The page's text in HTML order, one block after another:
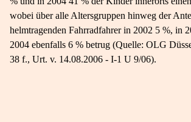
wobei über alle Altersgruppen hinweg der
helmtragenden Fahrradfahrer in 2002 5 %, in
2004 ebenfalls 6 % betrug (Quelle: OLG
38 f., Urt. v. 14.08.2006 - I-1 U 9/06).